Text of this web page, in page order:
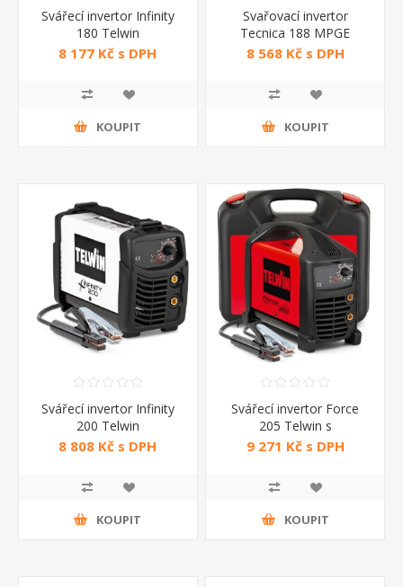
Svářecí invertor Infinity
180 Telwin
8 177 Kč s DPH
KOUPIT
Svařovací invertor
Tecnica 188 MPGE
Telwin
8 568 Kč s DPH
KOUPIT
Svářecí invertor Infinity
200 Telwin
8 808 Kč s DPH
KOUPIT
Svářecí invertor Force
205 Telwin s
příslušenstvím
9 271 Kč s DPH
KOUPIT